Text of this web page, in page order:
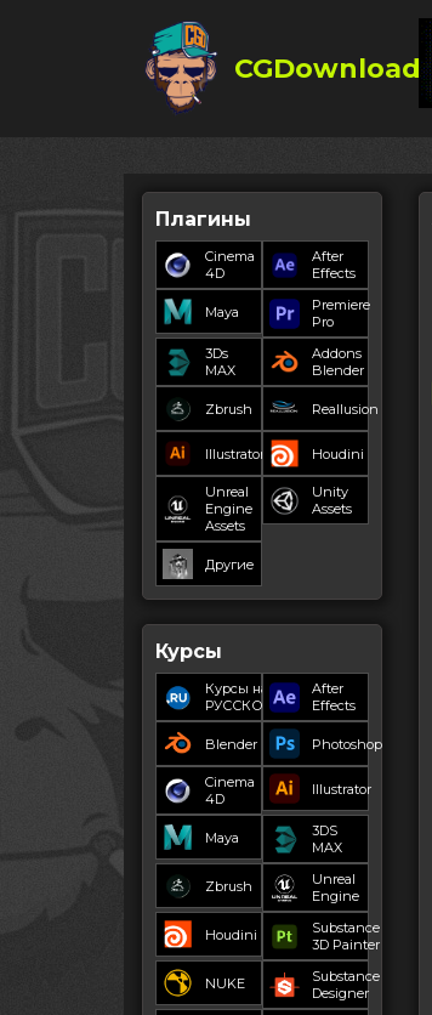
CGDownload
Плагины
Cinema
4D
After
Effects
Maya
Premiere
Pro
3Ds
MAX
Addons
Blender
Zbrush Reallusion
Illustrator Houdini
Unreal
Engine
Assets
Unity
Assets
Другие
Курсы
Курсы на
РУССКОМ
After
Effects
Blender Photoshop
Cinema
4D
Illustrator
Maya
3DS
MAX
Zbrush
Unreal
Engine
Houdini
Substance
3D Painter
NUKE
Substance
Designer